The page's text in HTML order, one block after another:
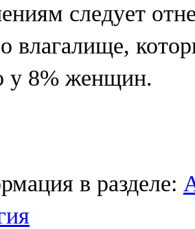
следует
влагалище,
у 8% женщин.
в разделе: